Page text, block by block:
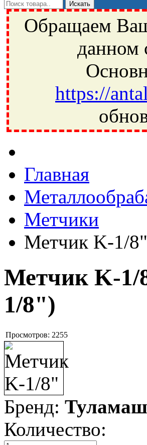
Обращаем
данном
https://
Ивантеевка, подшипники,
Главная
Метчики
Метчик K-1/8"
Метчик K-1/
1/8")
Просмотров: 2255
Бренд: Туламаш
Количество: